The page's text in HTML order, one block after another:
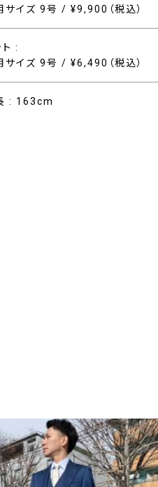
サイズ 9号 / ¥9,900（税込）
ト :
サイズ 9号 / ¥6,490（税込）
: 163cm